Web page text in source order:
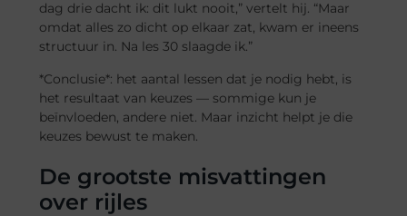
dag drie dacht ik: dit lukt nooit,” vertelt hij. “Maar
omdat alles zo dicht op elkaar zat, kwam er ineens
structuur in. Na les 30 slaagde ik.”
*Conclusie*: het aantal lessen dat je nodig hebt, is
het resultaat van keuzes — sommige kun je
beïnvloeden, andere niet. Maar inzicht helpt je die
keuzes bewust te maken.
De grootste misvattingen
over rijles